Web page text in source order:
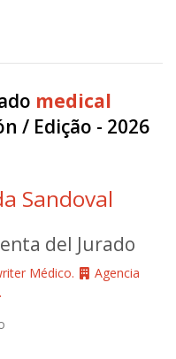
medical
/ Edição - 2026
Sandoval
del Jurado
Médico.
Agencia